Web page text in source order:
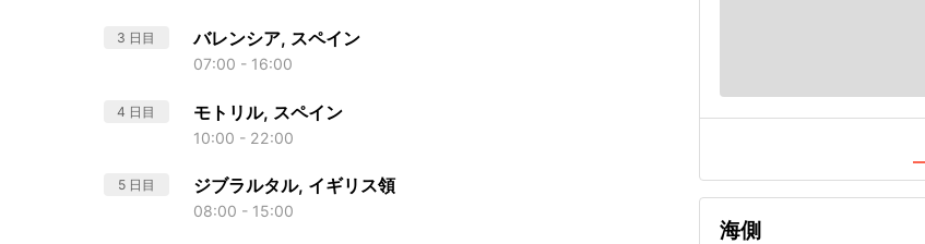
3 日目 バレンシア, スペイン
07:00 - 16:00
4 日目 モトリル, スペイン
10:00 - 22:00
5 日目 ジブラルタル, イギリス領
08:00 - 15:00
海側